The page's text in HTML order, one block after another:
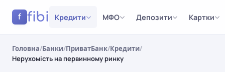
f fibi Кредити МФО Депозити Картки
Головна/Банки/ПриватБанк/Кредити/
Нерухомість на первинному ринку